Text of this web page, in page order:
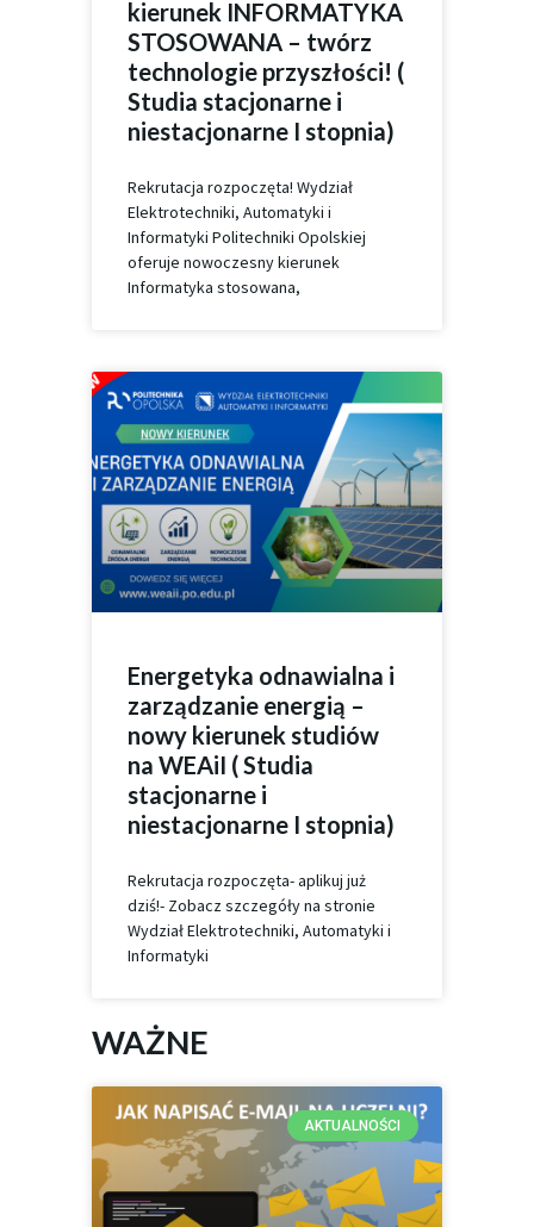
kierunek INFORMATYKA
STOSOWANA – twórz
technologie przyszłości! (
Studia stacjonarne i
niestacjonarne I stopnia)
Rekrutacja rozpoczęta! Wydział
Elektrotechniki, Automatyki i
Informatyki Politechniki Opolskiej
oferuje nowoczesny kierunek
Informatyka stosowana,
Energetyka odnawialna i
zarządzanie energią –
nowy kierunek studiów
na WEAiI ( Studia
stacjonarne i
niestacjonarne I stopnia)
Rekrutacja rozpoczęta- aplikuj już
dziś!- Zobacz szczegóły na stronie
Wydział Elektrotechniki, Automatyki i
Informatyki
WAŻNE
AKTUALNOŚCI